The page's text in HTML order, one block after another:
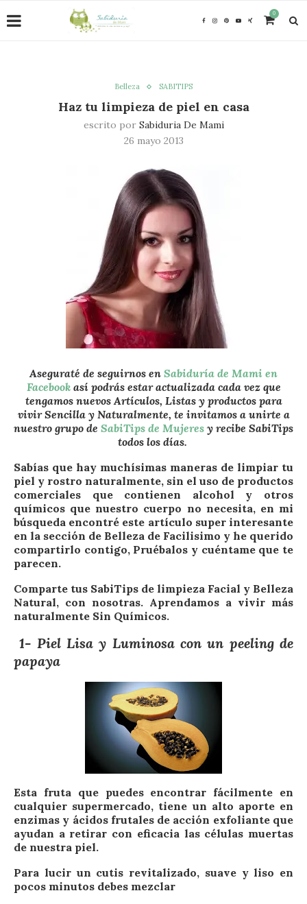
0
Belleza SABITIPS
Haz tu limpieza de piel en casa
escrito por Sabiduria De Mami
26 mayo 2013
Aseguraté de seguirnos en Sabiduría de Mami en
Facebook así podrás estar actualizada cada vez que
tengamos nuevos Artículos, Listas y productos para
vivir Sencilla y Naturalmente, te invitamos a unirte a
nuestro grupo de SabiTips de Mujeres y recibe SabiTips
todos los días.
Sabías que hay muchísimas maneras de limpiar tu
piel y rostro naturalmente, sin el uso de productos
comerciales que contienen alcohol y otros
químicos que nuestro cuerpo no necesita, en mi
búsqueda encontré este artículo super interesante
en la sección de Belleza de Facilisimo y he querido
compartirlo contigo, Pruébalos y cuéntame que te
parecen.
Comparte tus SabiTips de limpieza Facial y Belleza
Natural, con nosotras. Aprendamos a vivir más
naturalmente Sin Químicos.
1- Piel Lisa y Luminosa con un peeling de
papaya
Esta fruta que puedes encontrar fácilmente en
cualquier supermercado, tiene un alto aporte en
enzimas y ácidos frutales de acción exfoliante que
ayudan a retirar con eficacia las células muertas
de nuestra piel.
Para lucir un cutis revitalizado, suave y liso en
pocos minutos debes mezclar